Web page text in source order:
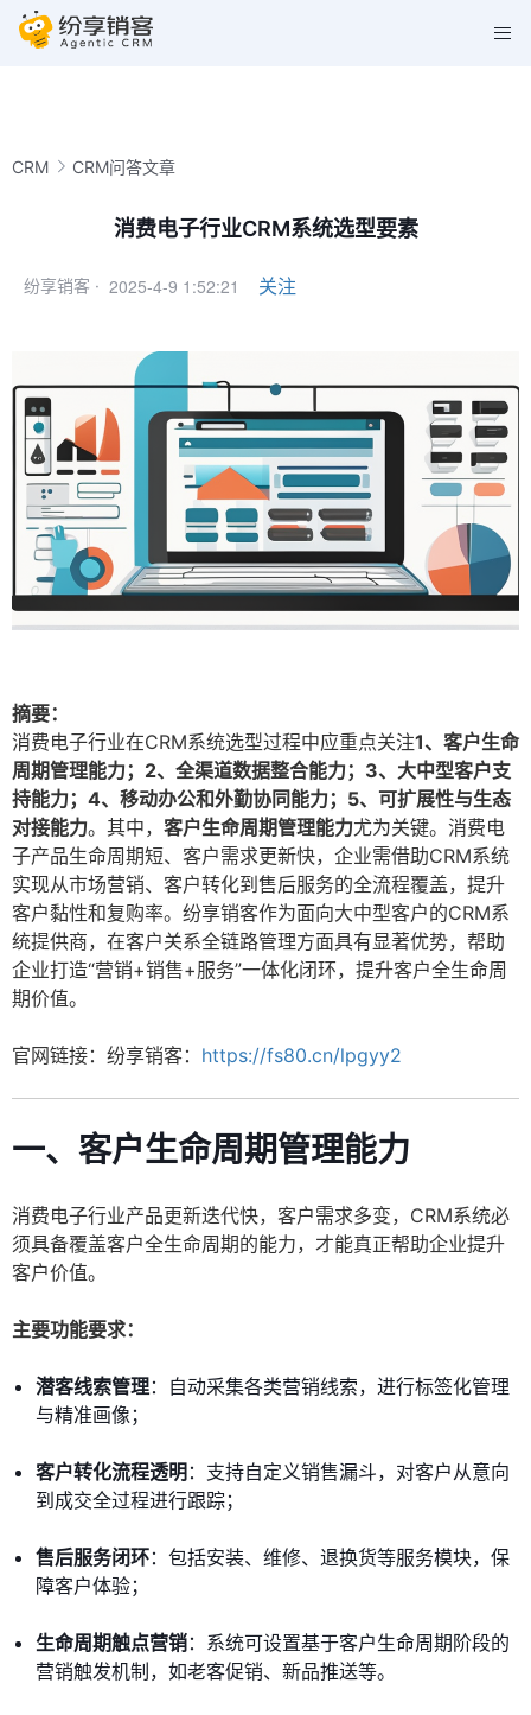
CRM CRM问答文章
消费电子行业CRM系统选型要素
纷享销客 · 2025-4-9 1:52:21 关注
摘要：
消费电子行业在CRM系统选型过程中应重点关注1、客户生命
周期管理能力；2、全渠道数据整合能力；3、大中型客户支
持能力；4、移动办公和外勤协同能力；5、可扩展性与生态
对接能力。其中， 客户生命周期管理能力尤为关键。消费电
子产品生命周期短、客户需求更新快，企业需借助CRM系统
实现从市场营销、客户转化到售后服务的全流程覆盖，提升
客户黏性和复购率。纷享销客作为面向大中型客户的CRM系
统提供商，在客户关系全链路管理方面具有显著优势，帮助
企业打造“营销+销售+服务”一体化闭环，提升客户全生命周
期价值。
官网链接：纷享销客： https://fs80.cn/lpgyy2
一、客户生命周期管理能力
消费电子行业产品更新迭代快，客户需求多变，CRM系统必
须具备覆盖客户全生命周期的能力，才能真正帮助企业提升
客户价值。
主要功能要求：
潜客线索管理：自动采集各类营销线索，进行标签化管理
与精准画像；
客户转化流程透明 ：支持自定义销售漏斗，对客户从意向
到成交全过程进行跟踪；
售后服务闭环：包括安装、维修、退换货等服务模块，保
障客户体验；
生命周期触点营销：系统可设置基于客户生命周期阶段的
营销触发机制，如老客促销、新品推送等。